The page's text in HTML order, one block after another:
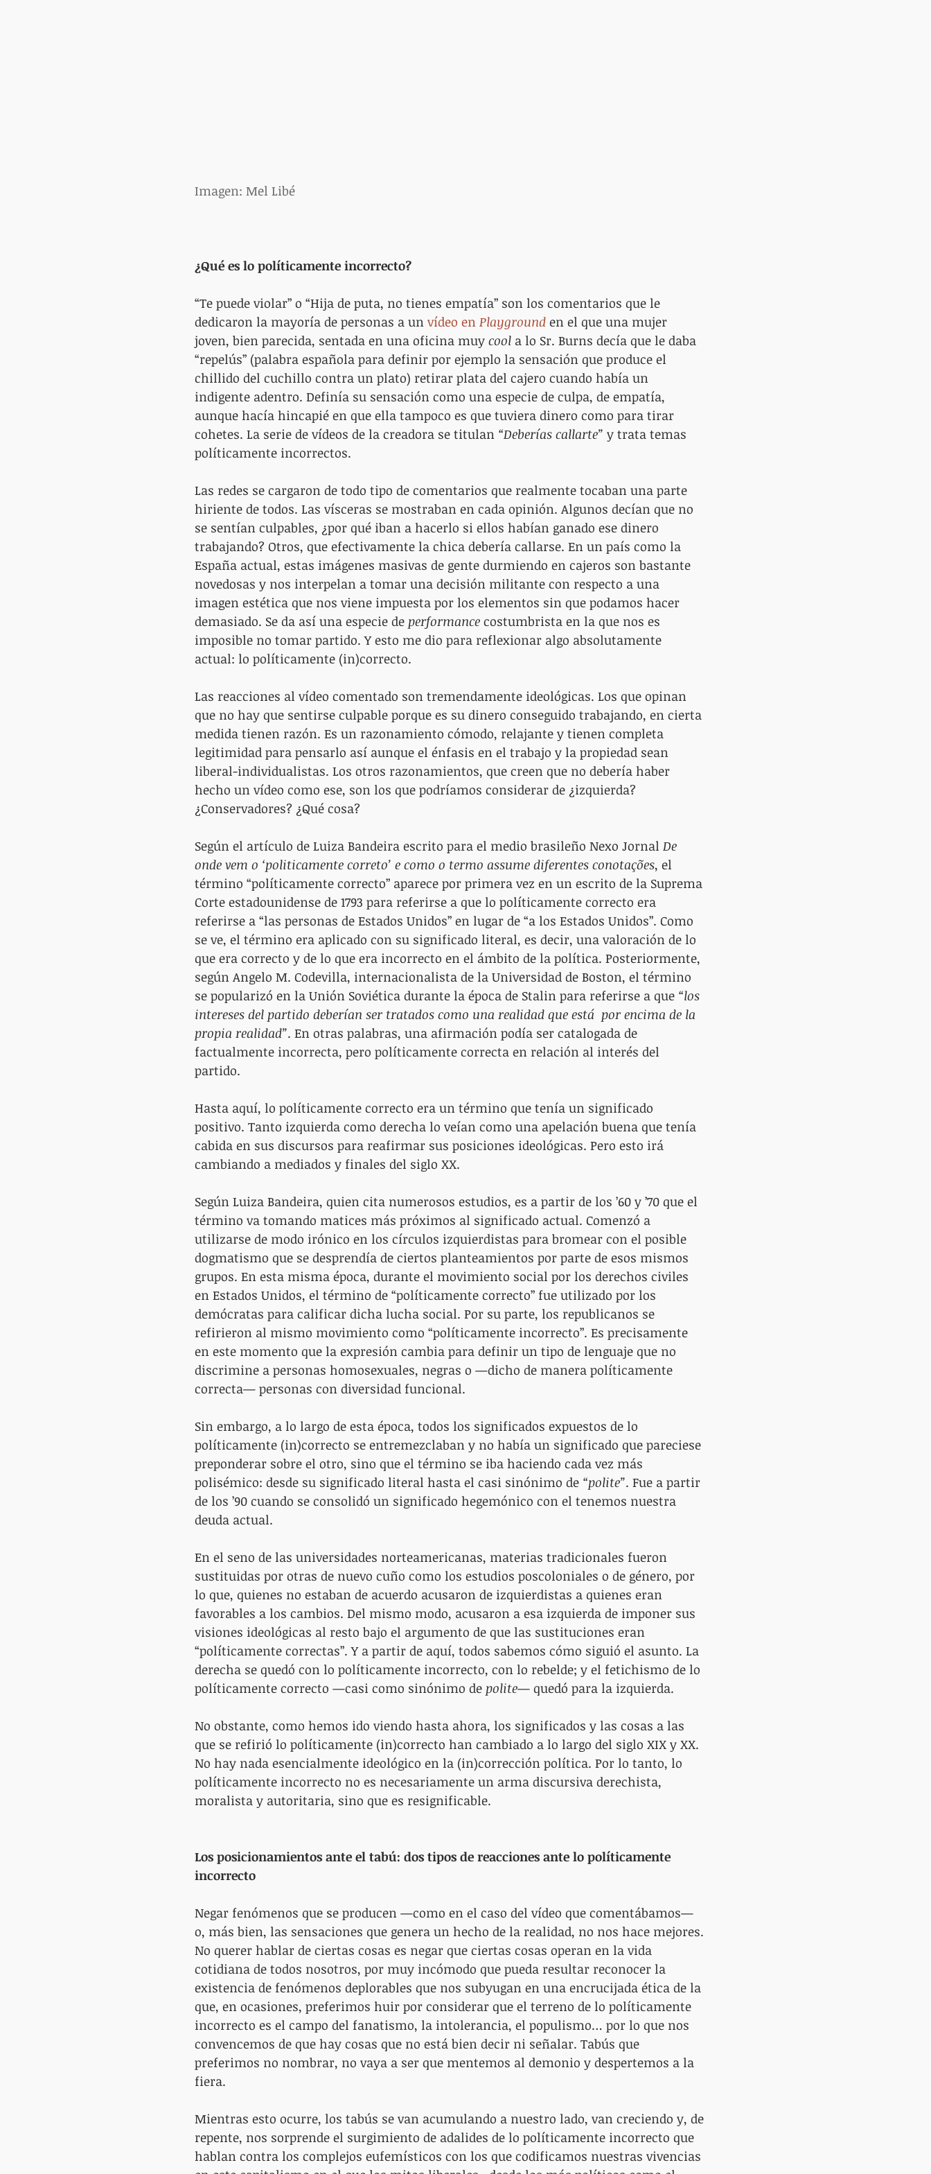
Imagen: Mel Libé
¿Qué es lo políticamente incorrecto?
“Te puede violar” o “Hija de puta, no tienes empatía” son los comentarios que le
dedicaron la mayoría de personas a un vídeo en Playground en el que una mujer
joven, bien parecida, sentada en una oficina muy cool a lo Sr. Burns decía que le daba
“repelús” (palabra española para definir por ejemplo la sensación que produce el
chillido del cuchillo contra un plato) retirar plata del cajero cuando había un
indigente adentro. Definía su sensación como una especie de culpa, de empatía,
aunque hacía hincapié en que ella tampoco es que tuviera dinero como para tirar
cohetes. La serie de vídeos de la creadora se titulan “Deberías callarte” y trata temas
políticamente incorrectos.
Las redes se cargaron de todo tipo de comentarios que realmente tocaban una parte
hiriente de todos. Las vísceras se mostraban en cada opinión. Algunos decían que no
se sentían culpables, ¿por qué iban a hacerlo si ellos habían ganado ese dinero
trabajando? Otros, que efectivamente la chica debería callarse. En un país como la
España actual, estas imágenes masivas de gente durmiendo en cajeros son bastante
novedosas y nos interpelan a tomar una decisión militante con respecto a una
imagen estética que nos viene impuesta por los elementos sin que podamos hacer
demasiado. Se da así una especie de performance costumbrista en la que nos es
imposible no tomar partido. Y esto me dio para reflexionar algo absolutamente
actual: lo políticamente (in)correcto.
Las reacciones al vídeo comentado son tremendamente ideológicas. Los que opinan
que no hay que sentirse culpable porque es su dinero conseguido trabajando, en cierta
medida tienen razón. Es un razonamiento cómodo, relajante y tienen completa
legitimidad para pensarlo así aunque el énfasis en el trabajo y la propiedad sean
liberal-individualistas. Los otros razonamientos, que creen que no debería haber
hecho un vídeo como ese, son los que podríamos considerar de ¿izquierda?
¿Conservadores? ¿Qué cosa?
Según el artículo de Luiza Bandeira escrito para el medio brasileño Nexo Jornal De
onde vem o ‘politicamente correto’ e como o termo assume diferentes conotações, el
término “políticamente correcto” aparece por primera vez en un escrito de la Suprema
Corte estadounidense de 1793 para referirse a que lo políticamente correcto era
referirse a “las personas de Estados Unidos” en lugar de “a los Estados Unidos”. Como
se ve, el término era aplicado con su significado literal, es decir, una valoración de lo
que era correcto y de lo que era incorrecto en el ámbito de la política. Posteriormente,
según Angelo M. Codevilla, internacionalista de la Universidad de Boston, el término
se popularizó en la Unión Soviética durante la época de Stalin para referirse a que “los
intereses del partido deberían ser tratados como una realidad que está  por encima de la
propia realidad”. En otras palabras, una afirmación podía ser catalogada de
factualmente incorrecta, pero políticamente correcta en relación al interés del
partido.
Hasta aquí, lo políticamente correcto era un término que tenía un significado
positivo. Tanto izquierda como derecha lo veían como una apelación buena que tenía
cabida en sus discursos para reafirmar sus posiciones ideológicas. Pero esto irá
cambiando a mediados y finales del siglo XX.
Según Luiza Bandeira, quien cita numerosos estudios, es a partir de los ’60 y ’70 que el
término va tomando matices más próximos al significado actual. Comenzó a
utilizarse de modo irónico en los círculos izquierdistas para bromear con el posible
dogmatismo que se desprendía de ciertos planteamientos por parte de esos mismos
grupos. En esta misma época, durante el movimiento social por los derechos civiles
en Estados Unidos, el término de “políticamente correcto” fue utilizado por los
demócratas para calificar dicha lucha social. Por su parte, los republicanos se
refirieron al mismo movimiento como “políticamente incorrecto”. Es precisamente
en este momento que la expresión cambia para definir un tipo de lenguaje que no
discrimine a personas homosexuales, negras o —dicho de manera políticamente
correcta— personas con diversidad funcional.
Sin embargo, a lo largo de esta época, todos los significados expuestos de lo
políticamente (in)correcto se entremezclaban y no había un significado que pareciese
preponderar sobre el otro, sino que el término se iba haciendo cada vez más
polisémico: desde su significado literal hasta el casi sinónimo de “polite”. Fue a partir
de los ’90 cuando se consolidó un significado hegemónico con el tenemos nuestra
deuda actual.
En el seno de las universidades norteamericanas, materias tradicionales fueron
sustituidas por otras de nuevo cuño como los estudios poscoloniales o de género, por
lo que, quienes no estaban de acuerdo acusaron de izquierdistas a quienes eran
favorables a los cambios. Del mismo modo, acusaron a esa izquierda de imponer sus
visiones ideológicas al resto bajo el argumento de que las sustituciones eran
“políticamente correctas”. Y a partir de aquí, todos sabemos cómo siguió el asunto. La
derecha se quedó con lo políticamente incorrecto, con lo rebelde; y el fetichismo de lo
políticamente correcto —casi como sinónimo de polite— quedó para la izquierda.
No obstante, como hemos ido viendo hasta ahora, los significados y las cosas a las
que se refirió lo políticamente (in)correcto han cambiado a lo largo del siglo XIX y XX.
No hay nada esencialmente ideológico en la (in)corrección política. Por lo tanto, lo
políticamente incorrecto no es necesariamente un arma discursiva derechista,
moralista y autoritaria, sino que es resignificable.
Los posicionamientos ante el tabú: dos tipos de reacciones ante lo políticamente
incorrecto
Negar fenómenos que se producen —como en el caso del vídeo que comentábamos—
o, más bien, las sensaciones que genera un hecho de la realidad, no nos hace mejores.
No querer hablar de ciertas cosas es negar que ciertas cosas operan en la vida
cotidiana de todos nosotros, por muy incómodo que pueda resultar reconocer la
existencia de fenómenos deplorables que nos subyugan en una encrucijada ética de la
que, en ocasiones, preferimos huir por considerar que el terreno de lo políticamente
incorrecto es el campo del fanatismo, la intolerancia, el populismo… por lo que nos
convencemos de que hay cosas que no está bien decir ni señalar. Tabús que
preferimos no nombrar, no vaya a ser que mentemos al demonio y despertemos a la
fiera.
Mientras esto ocurre, los tabús se van acumulando a nuestro lado, van creciendo y, de
repente, nos sorprende el surgimiento de adalides de lo políticamente incorrecto que
hablan contra los complejos eufemísticos con los que codificamos nuestras vivencias